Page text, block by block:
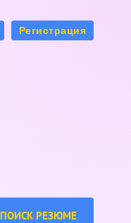
Регистрация
ПОИСК РЕЗЮМЕ